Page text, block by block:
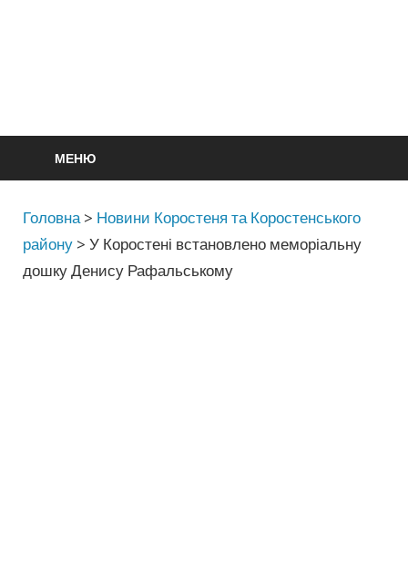
МЕНЮ
Головна > Новини Коростеня та Коростенського
району >У Коростені встановлено меморіальну
дошку Денису Рафальському